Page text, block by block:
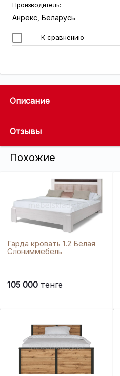
Производитель:
Анрекс, Беларусь
К сравнению
Описание
Отзывы
Похожие
Гарда кровать 1.2 Белая
Слониммебель
105 000 тенге